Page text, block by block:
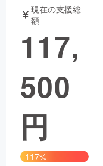
音楽
ゲーム・サ
現在の支援総
額
117,
500
円
117%